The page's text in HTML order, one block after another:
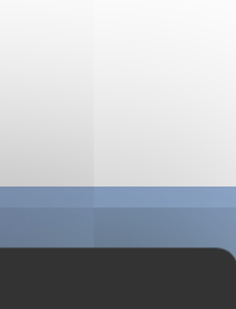
un nouvel onglet)